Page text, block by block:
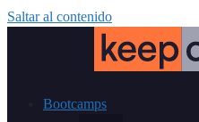
Saltar al contenido
Bootcamps